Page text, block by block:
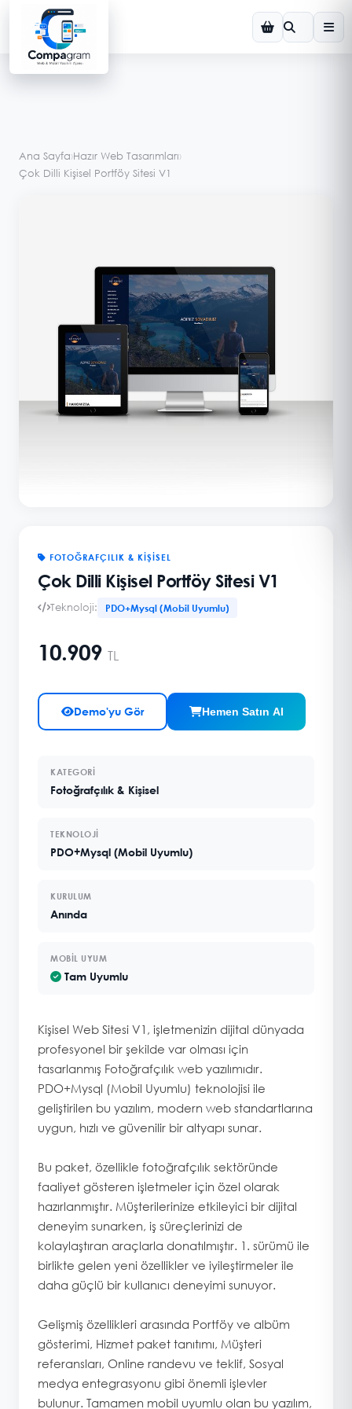
Ana Sayfa›Hazır Web Tasarımları›
Çok Dilli Kişisel Portföy Sitesi V1
Demo Görsel
FOTOĞRAFÇILIK & KIŞISEL
Çok Dilli Kişisel Portföy Sitesi V1
Teknoloji: PDO+Mysql (Mobil Uyumlu)
10.909 TL
Demo'yu Gör Hemen Satın Al
KATEGORI
Fotoğrafçılık & Kişisel
TEKNOLOJI
PDO+Mysql (Mobil Uyumlu)
KURULUM
Anında
MOBIL UYUM
Tam Uyumlu
Kişisel Web Sitesi V1, işletmenizin dijital dünyada
profesyonel bir şekilde var olması için
tasarlanmış Fotoğrafçılık web yazılımıdır.
PDO+Mysql (Mobil Uyumlu) teknolojisi ile
geliştirilen bu yazılım, modern web standartlarına
uygun, hızlı ve güvenilir bir altyapı sunar.
Bu paket, özellikle fotoğrafçılık sektöründe
faaliyet gösteren işletmeler için özel olarak
hazırlanmıştır. Müşterilerinize etkileyici bir dijital
deneyim sunarken, iş süreçlerinizi de
kolaylaştıran araçlarla donatılmıştır. 1. sürümü ile
birlikte gelen yeni özellikler ve iyileştirmeler ile
daha güçlü bir kullanıcı deneyimi sunuyor.
Gelişmiş özellikleri arasında Portföy ve albüm
gösterimi, Hizmet paket tanıtımı, Müşteri
referansları, Online randevu ve teklif, Sosyal
medya entegrasyonu gibi önemli işlevler
bulunur. Tamamen mobil uyumlu olan bu yazılım,